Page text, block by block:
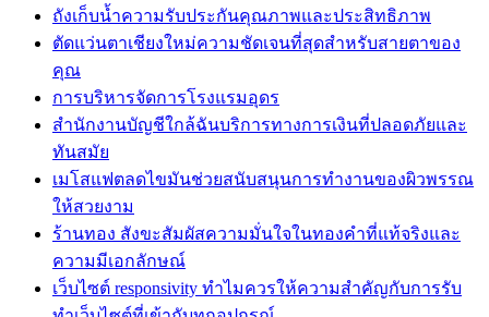
ถังเก็บน้ำความรับประกันคุณภาพและประสิทธิภาพ
ตัดแว่นตาเชียงใหม่ความชัดเจนที่สุดสำหรับสายตาของ
คุณ
การบริหารจัดการโรงแรมอุดร
สำนักงานบัญชีใกล้ฉันบริการทางการเงินที่ปลอดภัยและ
ทันสมัย
เมโสแฟตลดไขมันช่วยสนับสนุนการทำงานของผิวพรรณ
ให้สวยงาม
ร้านทอง สังขะสัมผัสความมั่นใจในทองคำที่แท้จริงและ
ความมีเอกลักษณ์
เว็บไซต์ responsivity ทำไมควรให้ความสำคัญกับการรับ